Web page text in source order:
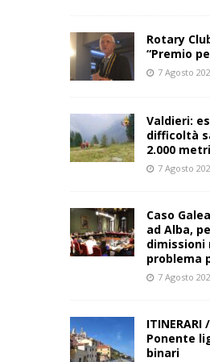
Rotary
“Premio
7 Agosto
Valdieri:
difficoltà
2.000 metri
7 Agosto
Caso
ad Alba,
dimissioni
problema
7 Agosto
Ponente
binari